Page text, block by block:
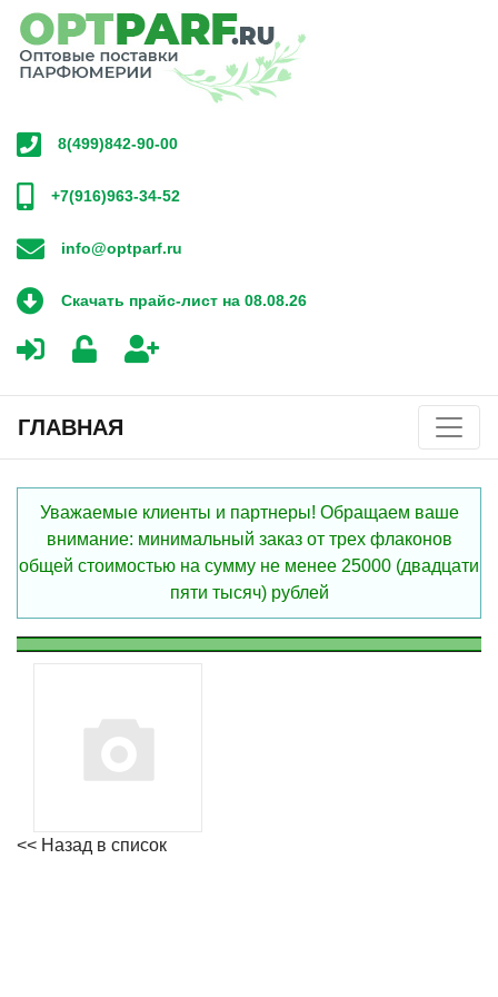
8(499)842-90-00
+7(916)963-34-52
info@optparf.ru
Скачать прайс-лист на 08.08.26
ГЛАВНАЯ
Уважаемые клиенты и партнеры! Обращаем ваше
внимание: минимальный заказ от трех флаконов
общей стоимостью на сумму не менее 25000 (двадцати
пяти тысяч) рублей
<< Назад в список